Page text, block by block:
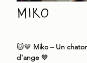
miko
🐱💙 Miko – Un
d'ange 💙